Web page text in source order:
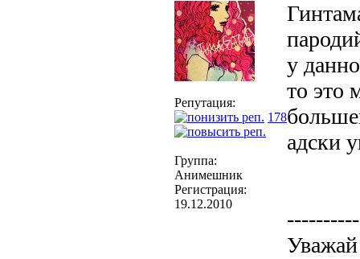
Репутация:
178
Группа:
Анимешник
Регистрация:
19.12.2010
у
то это
адски